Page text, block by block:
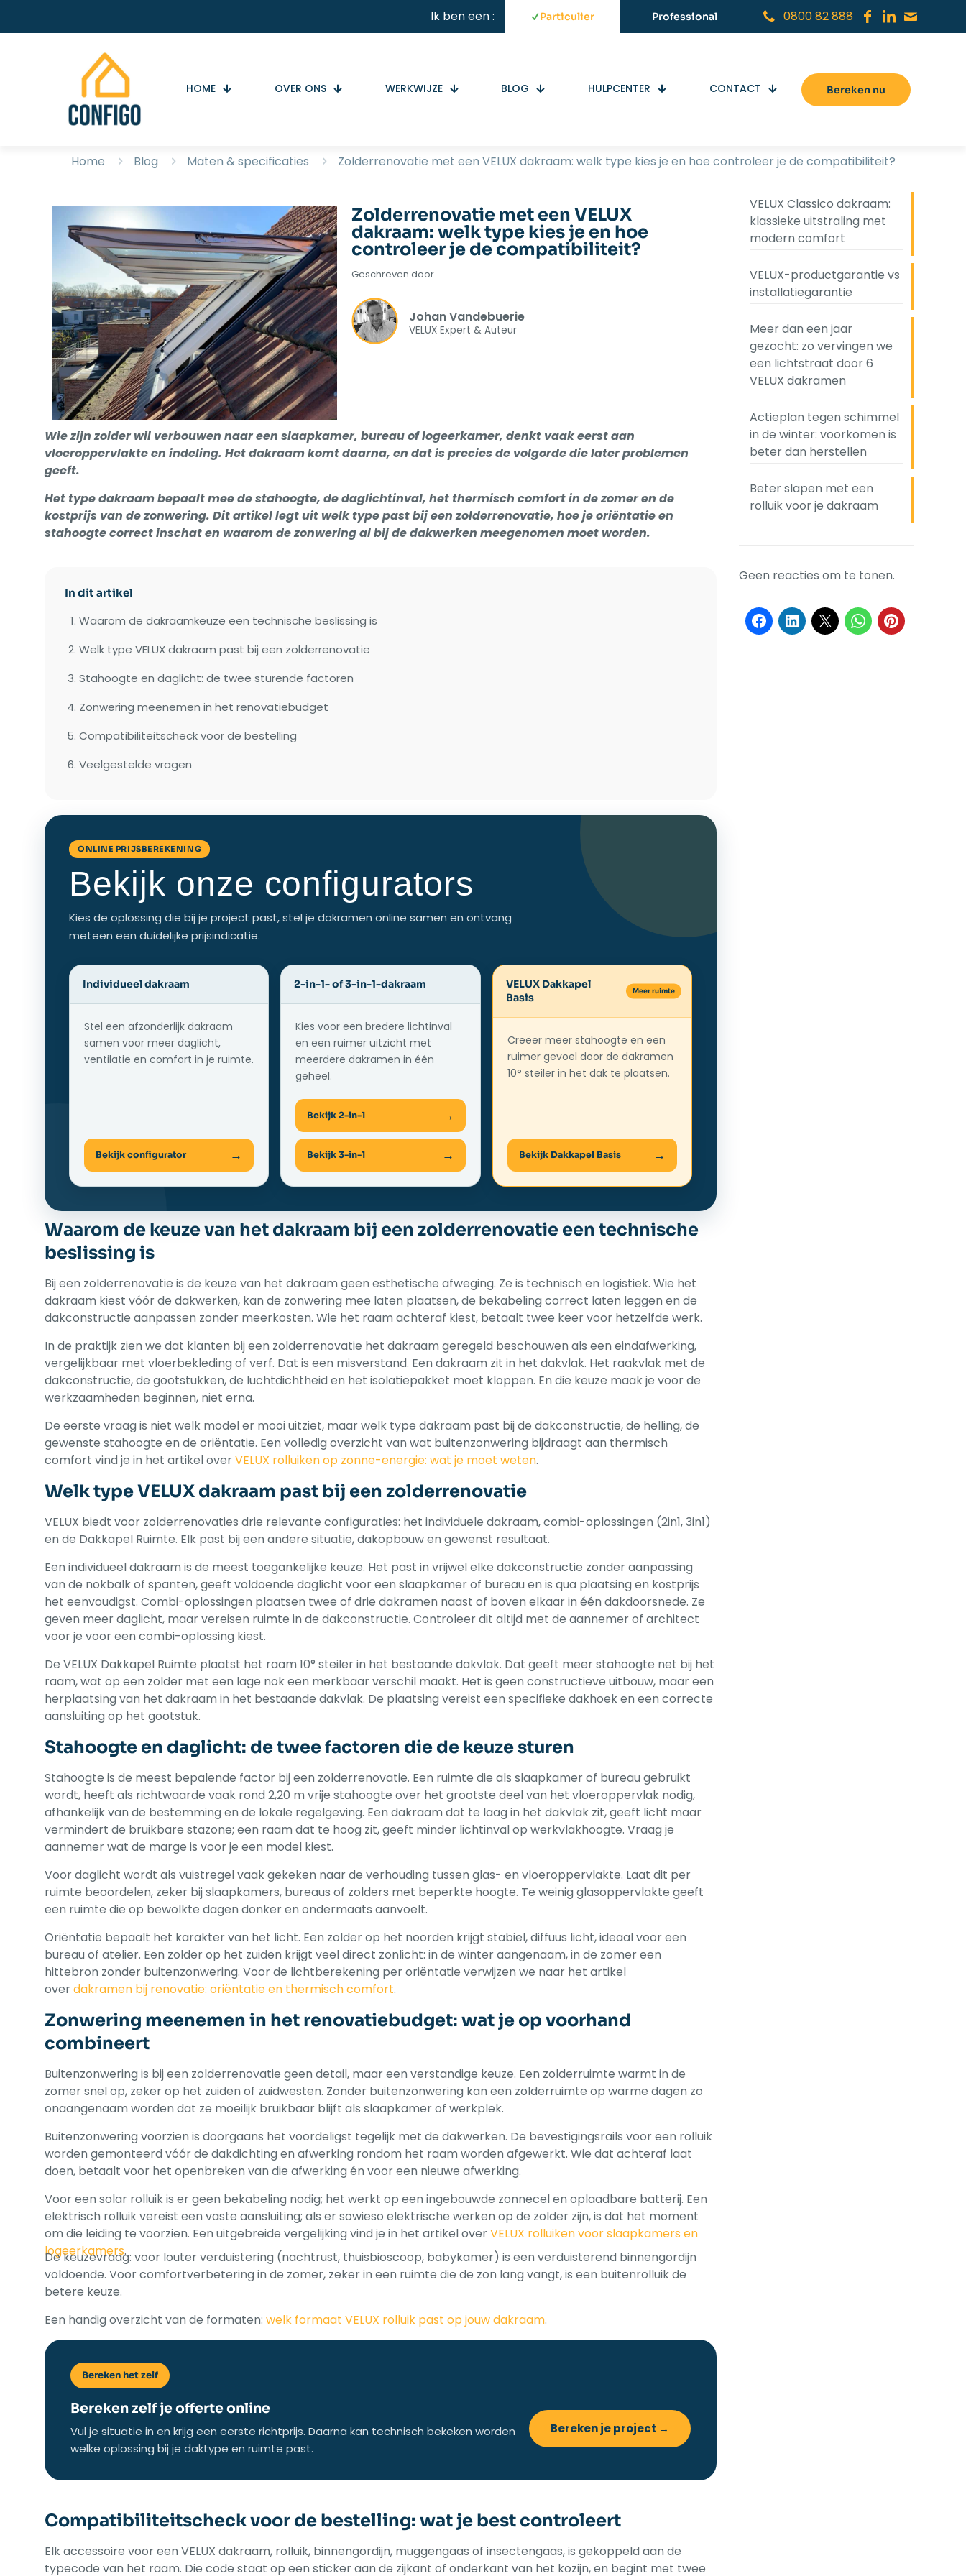
Ik ben een : Particulier Professional 0800 82 888
HOME OVER ONS WERKWIJZE BLOG HULPCENTER CONTACT Bereken nu
Home Blog Maten & specificaties Zolderrenovatie met een VELUX dakraam: welk type kies je en hoe controleer je de compatibiliteit?
Zolderrenovatie met een VELUX
dakraam: welk type kies je en hoe
controleer je de compatibiliteit?
Geschreven door
Johan Vandebuerie
VELUX Expert & Auteur
Wie zijn zolder wil verbouwen naar een slaapkamer, bureau of logeerkamer, denkt vaak eerst aan
vloeroppervlakte en indeling. Het dakraam komt daarna, en dat is precies de volgorde die later problemen
geeft.
Het type dakraam bepaalt mee de stahoogte, de daglichtinval, het thermisch comfort in de zomer en de
kostprijs van de zonwering. Dit artikel legt uit welk type past bij een zolderrenovatie, hoe je oriëntatie en
stahoogte correct inschat en waarom de zonwering al bij de dakwerken meegenomen moet worden.
In dit artikel
Waarom de dakraamkeuze een technische beslissing is
Welk type VELUX dakraam past bij een zolderrenovatie
Stahoogte en daglicht: de twee sturende factoren
Zonwering meenemen in het renovatiebudget
Compatibiliteitscheck voor de bestelling
Veelgestelde vragen
ONLINE PRIJSBEREKENING
Bekijk onze configurators
Kies de oplossing die bij je project past, stel je dakramen online samen en ontvang
meteen een duidelijke prijsindicatie.
Individueel dakraam
Stel een afzonderlijk dakraam
samen voor meer daglicht,
ventilatie en comfort in je ruimte.
Bekijk configurator
2-in-1- of 3-in-1-dakraam
Kies voor een bredere lichtinval
en een ruimer uitzicht met
meerdere dakramen in één
geheel.
Bekijk 2-in-1
Bekijk 3-in-1
VELUX Dakkapel
Basis
Creëer meer stahoogte en een
ruimer gevoel door de dakramen
10° steiler in het dak te plaatsen.
Bekijk Dakkapel Basis
Waarom de keuze van het dakraam bij een zolderrenovatie een technische
beslissing is
Bij een zolderrenovatie is de keuze van het dakraam geen esthetische afweging. Ze is technisch en logistiek. Wie het
dakraam kiest vóór de dakwerken, kan de zonwering mee laten plaatsen, de bekabeling correct laten leggen en de
dakconstructie aanpassen zonder meerkosten. Wie het raam achteraf kiest, betaalt twee keer voor hetzelfde werk.
In de praktijk zien we dat klanten bij een zolderrenovatie het dakraam geregeld beschouwen als een eindafwerking,
vergelijkbaar met vloerbekleding of verf. Dat is een misverstand. Een dakraam zit in het dakvlak. Het raakvlak met de
dakconstructie, de gootstukken, de luchtdichtheid en het isolatiepakket moet kloppen. En die keuze maak je voor de
werkzaamheden beginnen, niet erna.
De eerste vraag is niet welk model er mooi uitziet, maar welk type dakraam past bij de dakconstructie, de helling, de
gewenste stahoogte en de oriëntatie. Een volledig overzicht van wat buitenzonwering bijdraagt aan thermisch
comfort vind je in het artikel overVELUX rolluiken op zonne-energie: wat je moet weten.
Welk type VELUX dakraam past bij een zolderrenovatie
VELUX biedt voor zolderrenovaties drie relevante configuraties: het individuele dakraam, combi-oplossingen (2in1, 3in1)
en de Dakkapel Ruimte. Elk past bij een andere situatie, dakopbouw en gewenst resultaat.
Een individueel dakraam is de meest toegankelijke keuze. Het past in vrijwel elke dakconstructie zonder aanpassing
van de nokbalk of spanten, geeft voldoende daglicht voor een slaapkamer of bureau en is qua plaatsing en kostprijs
het eenvoudigst. Combi-oplossingen plaatsen twee of drie dakramen naast of boven elkaar in één dakdoorsnede. Ze
geven meer daglicht, maar vereisen ruimte in de dakconstructie. Controleer dit altijd met de aannemer of architect
voor je voor een combi-oplossing kiest.
De VELUX Dakkapel Ruimte plaatst het raam 10° steiler in het bestaande dakvlak. Dat geeft meer stahoogte net bij het
raam, wat op een zolder met een lage nok een merkbaar verschil maakt. Het is geen constructieve uitbouw, maar een
herplaatsing van het dakraam in het bestaande dakvlak. De plaatsing vereist een specifieke dakhoek en een correcte
aansluiting op het gootstuk.
Stahoogte en daglicht: de twee factoren die de keuze sturen
Stahoogte is de meest bepalende factor bij een zolderrenovatie. Een ruimte die als slaapkamer of bureau gebruikt
wordt, heeft als richtwaarde vaak rond 2,20 m vrije stahoogte over het grootste deel van het vloeroppervlak nodig,
afhankelijk van de bestemming en de lokale regelgeving. Een dakraam dat te laag in het dakvlak zit, geeft licht maar
vermindert de bruikbare stazone; een raam dat te hoog zit, geeft minder lichtinval op werkvlakhoogte. Vraag je
aannemer wat de marge is voor je een model kiest.
Voor daglicht wordt als vuistregel vaak gekeken naar de verhouding tussen glas- en vloeroppervlakte. Laat dit per
ruimte beoordelen, zeker bij slaapkamers, bureaus of zolders met beperkte hoogte. Te weinig glasoppervlakte geeft
een ruimte die op bewolkte dagen donker en ondermaats aanvoelt.
Oriëntatie bepaalt het karakter van het licht. Een zolder op het noorden krijgt stabiel, diffuus licht, ideaal voor een
bureau of atelier. Een zolder op het zuiden krijgt veel direct zonlicht: in de winter aangenaam, in de zomer een
hittebron zonder buitenzonwering. Voor de lichtberekening per oriëntatie verwijzen we naar het artikel
overdakramen bij renovatie: oriëntatie en thermisch comfort.
Zonwering meenemen in het renovatiebudget: wat je op voorhand
combineert
Buitenzonwering is bij een zolderrenovatie geen detail, maar een verstandige keuze. Een zolderruimte warmt in de
zomer snel op, zeker op het zuiden of zuidwesten. Zonder buitenzonwering kan een zolderruimte op warme dagen zo
onaangenaam worden dat ze moeilijk bruikbaar blijft als slaapkamer of werkplek.
Buitenzonwering voorzien is doorgaans het voordeligst tegelijk met de dakwerken. De bevestigingsrails voor een rolluik
worden gemonteerd vóór de dakdichting en afwerking rondom het raam worden afgewerkt. Wie dat achteraf laat
doen, betaalt voor het openbreken van die afwerking én voor een nieuwe afwerking.
Voor een solar rolluik is er geen bekabeling nodig; het werkt op een ingebouwde zonnecel en oplaadbare batterij. Een
elektrisch rolluik vereist een vaste aansluiting; als er sowieso elektrische werken op de zolder zijn, is dat het moment
om die leiding te voorzien. Een uitgebreide vergelijking vind je in het artikel overVELUX rolluiken voor slaapkamers en
logeerkamers.
De keuzevraag: voor louter verduistering (nachtrust, thuisbioscoop, babykamer) is een verduisterend binnengordijn
voldoende. Voor comfortverbetering in de zomer, zeker in een ruimte die de zon lang vangt, is een buitenrolluik de
betere keuze.
Een handig overzicht van de formaten: welk formaat VELUX rolluik past op jouw dakraam.
Bereken het zelf
Bereken zelf je offerte online
Vul je situatie in en krijg een eerste richtprijs. Daarna kan technisch bekeken worden
welke oplossing bij je daktype en ruimte past.
Bereken je project →
Compatibiliteitscheck voor de bestelling: wat je best controleert
Elk accessoire voor een VELUX dakraam, rolluik, binnengordijn, muggengaas of insectengaas, is gekoppeld aan de
typecode van het raam. Die code staat op een sticker aan de zijkant of onderkant van het kozijn, en begint met twee
VELUX Classico dakraam:
klassieke uitstraling met
modern comfort
VELUX-productgarantie vs
installatiegarantie
Meer dan een jaar
gezocht: zo vervingen we
een lichtstraat door 6
VELUX dakramen
Actieplan tegen schimmel
in de winter: voorkomen is
beter dan herstellen
Beter slapen met een
rolluik voor je dakraam
Geen reacties om te tonen.